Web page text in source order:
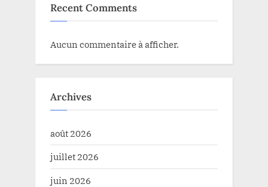
Recent Comments
Aucun commentaire à afficher.
Archives
août 2026
juillet 2026
juin 2026